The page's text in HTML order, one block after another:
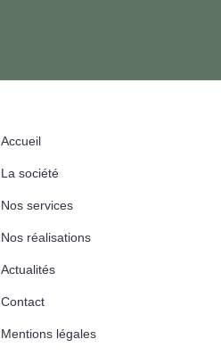
Accueil
La société
Nos services
Nos réalisations
Actualités
Contact
Mentions légales